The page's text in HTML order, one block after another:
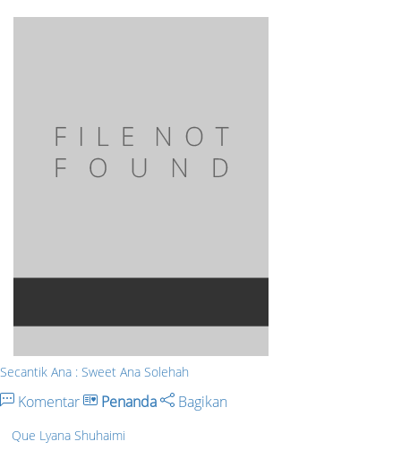
Secantik Ana : Sweet Ana Solehah
Komentar Penanda Bagikan
Que Lyana Shuhaimi